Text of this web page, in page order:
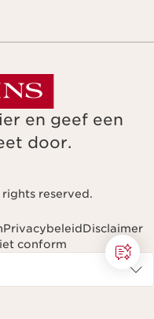
en geef een
door.
reserved.
PrivacybeleidDisclaimer
conform